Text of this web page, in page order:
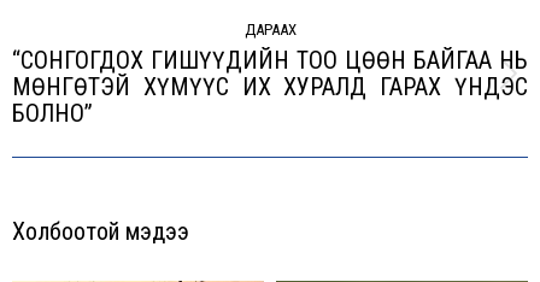
ДАРААХ
Next
“СОНГОГДОХ ГИШҮҮДИЙН ТОО ЦӨӨН БАЙГАА НЬ
МӨНГӨТЭЙ ХҮМҮҮС ИХ ХУРАЛД ГАРАХ ҮНДЭС
БОЛНО”
Холбоотой мэдээ